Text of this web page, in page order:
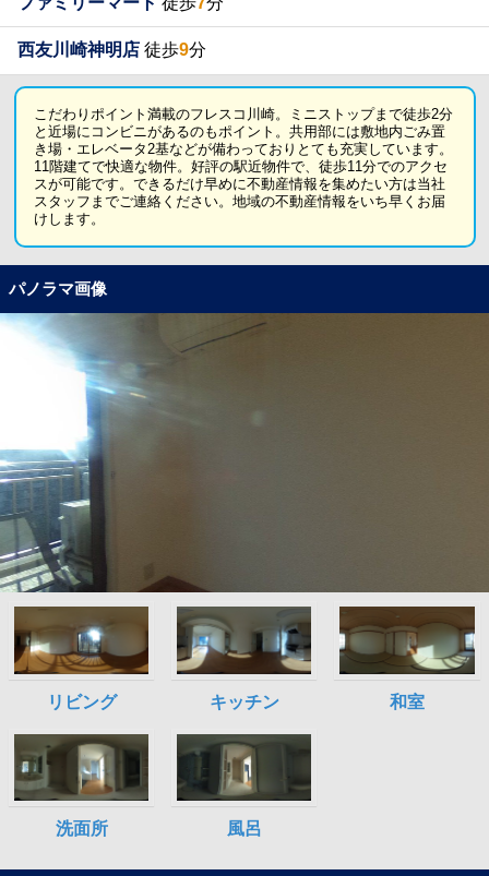
西友川崎神明店 徒歩9分
こだわりポイント満載のフレスコ川崎。ミニストップまで徒歩2分
と近場にコンビニがあるのもポイント。共用部には敷地内ごみ置
き場・エレベータ2基などが備わっておりとても充実しています。
11階建てで快適な物件。好評の駅近物件で、徒歩11分でのアクセ
スが可能です。できるだけ早めに不動産情報を集めたい方は当社
スタッフまでご連絡ください。地域の不動産情報をいち早くお届
けします。
パノラマ画像